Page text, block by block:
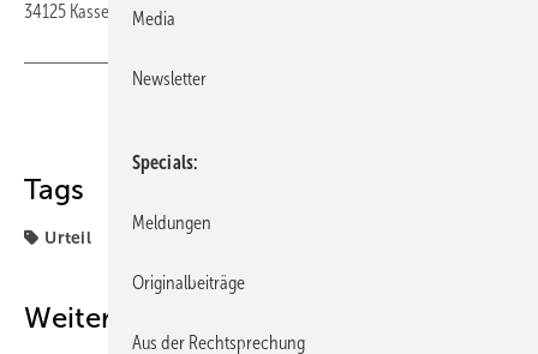
34125 Kassel
Tags
Urteil
Weitere Inhalte
Media
Newsletter
Specials
Meldungen
Originalbeiträge
Aus der Rechtsprechung